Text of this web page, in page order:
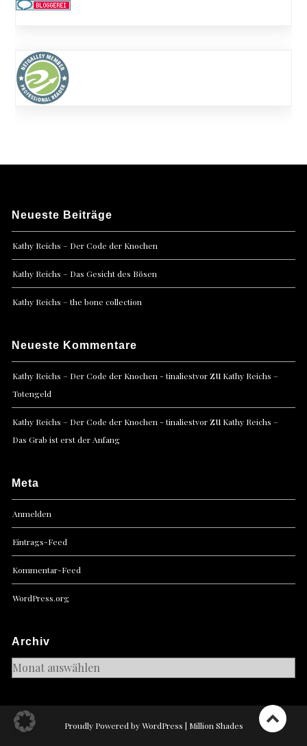
Neueste Beiträge
Kathy Reichs – Der Code der Knochen
Kathy Reichs – Das Gesicht des Bösen
Kathy Reichs – the bone collection
Neueste Kommentare
Kathy Reichs – Der Code der Knochen - tinaliestvorzu Kathy Reichs –
Totengeld
Kathy Reichs – Der Code der Knochen - tinaliestvorzu Kathy Reichs –
Das Grab ist erst der Anfang
Meta
Anmelden
Eintrags-Feed
Kommentar-Feed
WordPress.org
Archiv
Archiv
Proudly Powered by WordPress | Million Shades